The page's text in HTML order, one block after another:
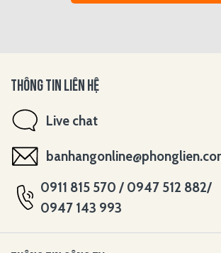
THÔNG TIN LIÊN HỆ
Live chat
0911 815 570 / 0947 512 882/
0947 143 993